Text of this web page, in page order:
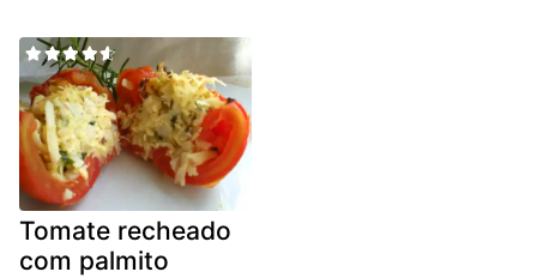
Tomate recheado
com palmito